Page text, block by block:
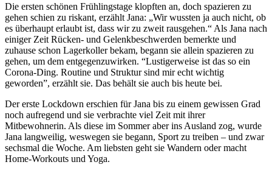
Die ersten schönen Frühlingstage klopften an, doch spazieren zu
gehen schien zu riskant, erzählt Jana: „Wir wussten ja auch nicht, ob
es überhaupt erlaubt ist, dass wir zu zweit rausgehen.“ Als Jana nach
einiger Zeit Rücken- und Gelenkbeschwerden bemerkte und
zuhause schon Lagerkoller bekam, begann sie allein spazieren zu
gehen, um dem entgegenzuwirken. “Lustigerweise ist das so ein
Corona-Ding. Routine und Struktur sind mir echt wichtig
geworden”, erzählt sie. Das behält sie auch bis heute bei.
Der erste Lockdown erschien für Jana bis zu einem gewissen Grad
noch aufregend und sie verbrachte viel Zeit mit ihrer
Mitbewohnerin. Als diese im Sommer aber ins Ausland zog, wurde
Jana langweilig, weswegen sie begann, Sport zu treiben – und zwar
sechsmal die Woche. Am liebsten geht sie Wandern oder macht
Home-Workouts und Yoga.